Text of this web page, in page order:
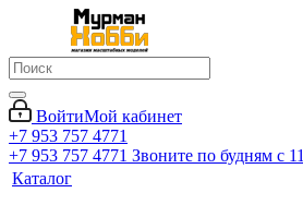
ВойтиМой кабинет
+7 953 757 4771
+7 953 757 4771 Звоните по будням с
Каталог